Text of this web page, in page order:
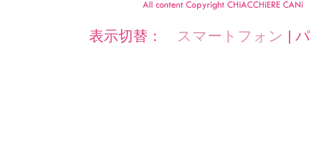
表示切替： スマートフォン |